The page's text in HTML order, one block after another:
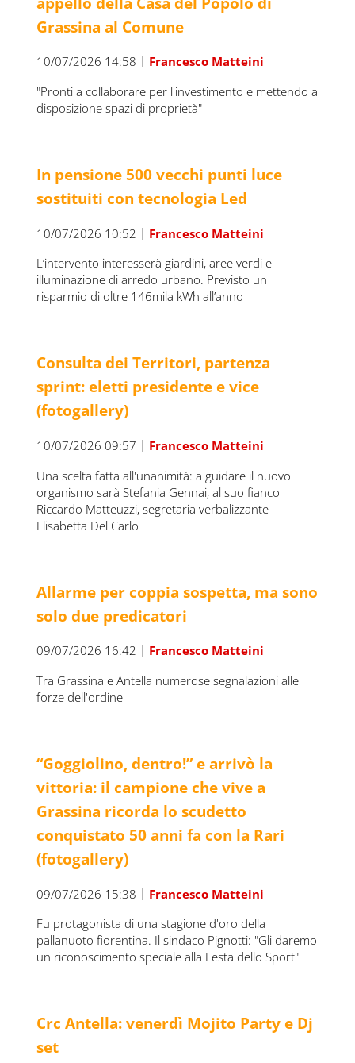
Grassina al Comune
10/07/2026 14:58 | Francesco Matteini
"Pronti a collaborare per l'investimento e mettendo a
disposizione spazi di proprietà"
In pensione 500 vecchi punti luce
sostituiti con tecnologia Led
10/07/2026 10:52 | Francesco Matteini
L’intervento interesserà giardini, aree verdi e
illuminazione di arredo urbano. Previsto un
risparmio di oltre 146mila kWh all’anno
Consulta dei Territori, partenza
sprint: eletti presidente e vice
(fotogallery)
10/07/2026 09:57 | Francesco Matteini
Una scelta fatta all'unanimità: a guidare il nuovo
organismo sarà Stefania Gennai, al suo fianco
Riccardo Matteuzzi, segretaria verbalizzante
Elisabetta Del Carlo
Allarme per coppia sospetta, ma sono
solo due predicatori
09/07/2026 16:42 | Francesco Matteini
Tra Grassina e Antella numerose segnalazioni alle
forze dell'ordine
“Goggiolino, dentro!” e arrivò la
vittoria: il campione che vive a
Grassina ricorda lo scudetto
conquistato 50 anni fa con la Rari
(fotogallery)
09/07/2026 15:38 | Francesco Matteini
Fu protagonista di una stagione d'oro della
pallanuoto fiorentina. Il sindaco Pignotti: "Gli daremo
un riconoscimento speciale alla Festa dello Sport"
Crc Antella: venerdì Mojito Party e Dj
set